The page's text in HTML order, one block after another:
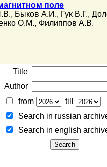
поле
, Быков А.И., Гук В.Г.,
О.М., Филиппов А.В.
Title
Author
from
till
Search in russian
Search in english